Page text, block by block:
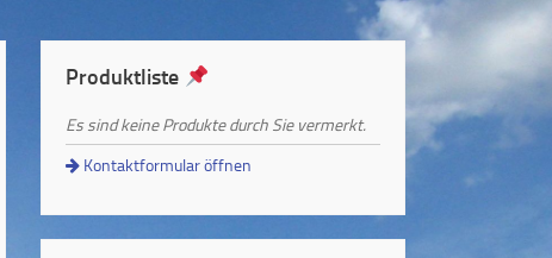
Produktliste
Es sind keine Produkte durch Sie vermerkt.
Kontaktformular öffnen